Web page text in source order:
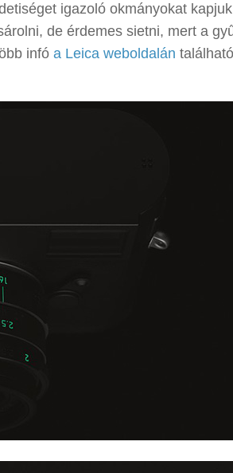
igazoló okmányokat
de érdemes sietni, mert a
infó a Leica weboldalán